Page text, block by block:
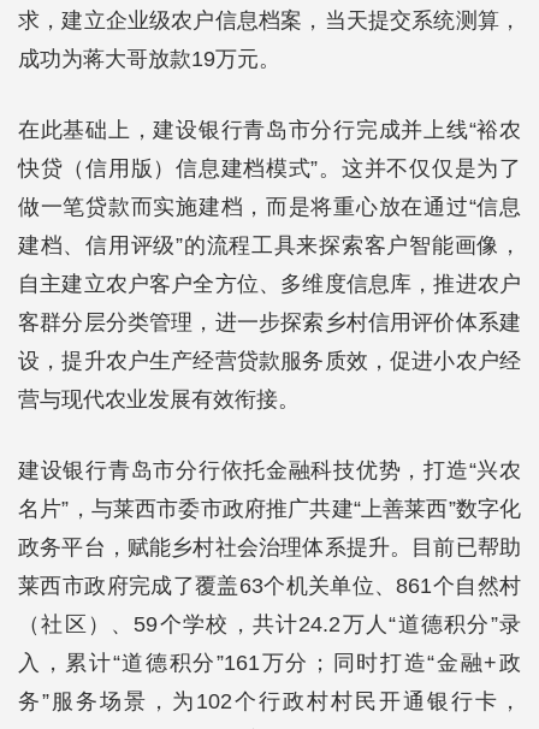
求，建立企业级农户信息档案，当天提交系统测算，
成功为蒋大哥放款19万元。
在此基础上，建设银行青岛市分行完成并上线“裕农
快贷（信用版）信息建档模式”。这并不仅仅是为了
做一笔贷款而实施建档，而是将重心放在通过“信息
建档、信用评级”的流程工具来探索客户智能画像，
自主建立农户客户全方位、多维度信息库，推进农户
客群分层分类管理，进一步探索乡村信用评价体系建
设，提升农户生产经营贷款服务质效，促进小农户经
营与现代农业发展有效衔接。
建设银行青岛市分行依托金融科技优势，打造“兴农
名片”，与莱西市委市政府推广共建“上善莱西”数字化
政务平台，赋能乡村社会治理体系提升。目前已帮助
莱西市政府完成了覆盖63个机关单位、861个自然村
（社区）、59个学校，共计24.2万人“道德积分”录
入，累计“道德积分”161万分；同时打造“金融+政
务”服务场景，为102个行政村村民开通银行卡，